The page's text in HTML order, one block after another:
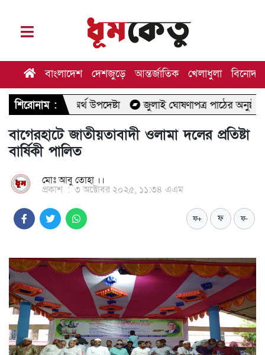
বাংলাদেশ দেশজুড়ে আন্তর্জাতিক খেলাধুলা বিনোদন
শিরোনাম :
উপদেষ্টা জুলাই ঘোষণাপত্র পাঠের অনুষ্ঠানে যাচ্ছেন
বাগেরহাটে জাতীয়তাবাদী ওলামা দলের প্রতিষ্টা
বার্ষিকী পালিত
মোঃ আবু তোহা ।।
প্রকাশ :৩ অক্টোবর ২০২৫, ১১:৩৪ এএম
ফ+ ফ ফ-